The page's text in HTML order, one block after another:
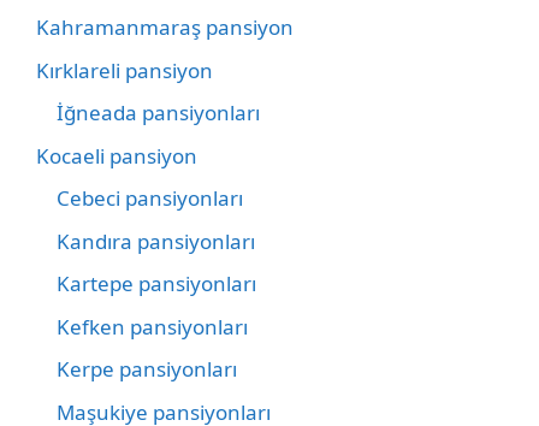
Kahramanmaraş pansiyon
Kırklareli pansiyon
İğneada pansiyonları
Kocaeli pansiyon
Cebeci pansiyonları
Kandıra pansiyonları
Kartepe pansiyonları
Kefken pansiyonları
Kerpe pansiyonları
Maşukiye pansiyonları